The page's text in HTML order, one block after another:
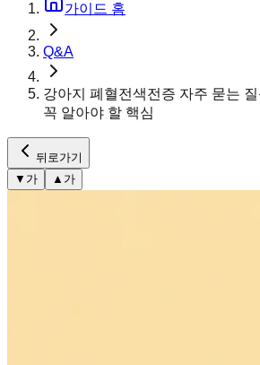
가이드 홈
Q&A
강아지 폐혈전색전증 자주 묻는
꼭 알아야 할 핵심
뒤로가기
▼ 가 ▲ 가